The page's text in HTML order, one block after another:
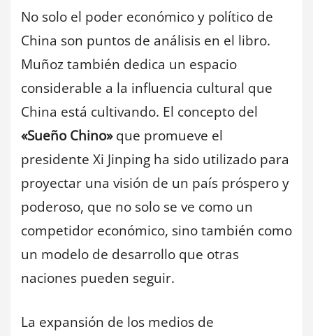
No solo el poder económico y político de
China son puntos de análisis en el libro.
Muñoz también dedica un espacio
considerable a la influencia cultural que
China está cultivando. El concepto del
«Sueño Chino»que promueve el
presidente Xi Jinping ha sido utilizado para
proyectar una visión de un país próspero y
poderoso, que no solo se ve como un
competidor económico, sino también como
un modelo de desarrollo que otras
naciones pueden seguir.
La expansión de los medios de